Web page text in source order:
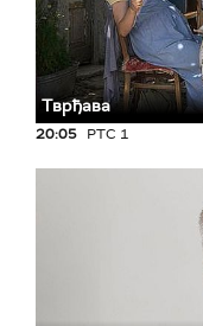
Тврђава
20:05 РТС 1